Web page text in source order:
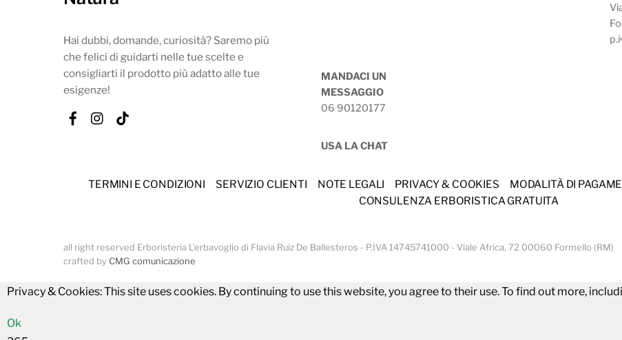
Hai dubbi, domande, curiosità? Saremo più
che felici di guidarti nelle tue scelte e
consigliarti il prodotto più adatto alle tue
esigenze!
FacebookInstagram
MANDACI UN
MESSAGGIO
06 90120177
USA LA CHAT
TERMINI E CONDIZIONI SERVIZIO CLIENTI NOTE LEGALI PRIVACY & COOKIES MODALITÀ DI
CONSULENZA ERBORISTICA GRATUITA
all right reserved Erboristeria L’erbavoglio di Flavia Ruiz De Ballesteros - P.IVA 14745741000 - Viale Africa, 72 00060 Formello (RM)
crafted by CMG comunicazione
Privacy & Cookies: This site uses cookies. By continuing to use this website, you agree to their use. To find out more,
Ok